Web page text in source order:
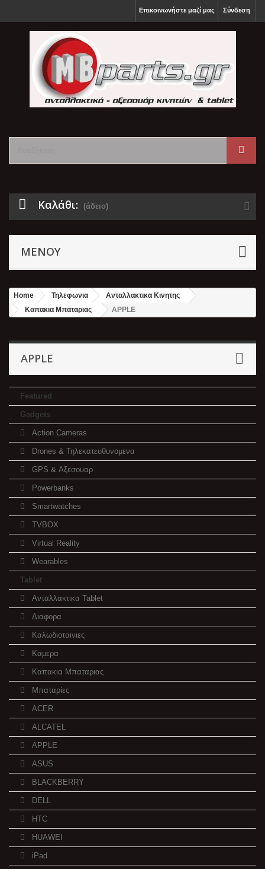
Σύνδεση
Επικοινωνήστε μαζί μας
Καλάθι: (άδειο)
ΜΕΝΟΎ
Home Τηλεφωνια
Ανταλλακτικα Κινητης
Καπακια Μπαταριας
APPLE
APPLE
Featured
Gadgets
Action Cameras
Drones & Τηλεκατευθυνομενα
GPS & Αξεσουαρ
Powerbanks
Smartwatches
TVBOX
Virtual Reality
Wearables
Tablet
Ανταλλακτικα Tablet
Διαφορα
Καλωδιοταινιες
Καμερα
Καπακια Μπαταριας
Μπαταρίες
ACER
ALCATEL
APPLE
ASUS
BLACKBERRY
DELL
HTC
HUAWEI
iPad